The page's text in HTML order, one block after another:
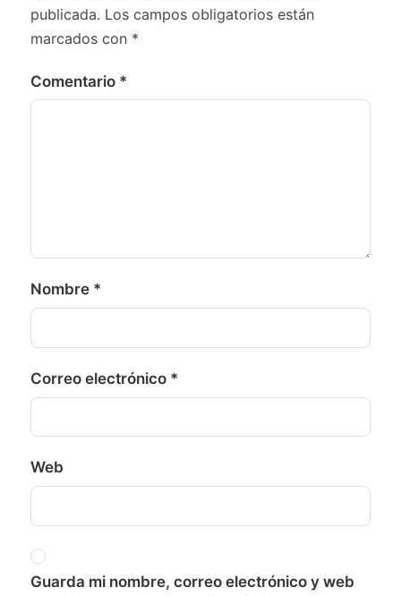
publicada. Los campos obligatorios están
marcados con *
Comentario *
Nombre *
Correo electrónico *
Web
Guarda mi nombre, correo electrónico y web